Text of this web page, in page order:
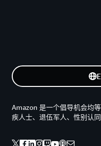
Amazon 是一个倡导机会均
疾人士、退伍军人、性别认